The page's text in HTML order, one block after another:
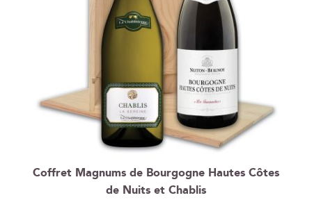
Coffret Magnums de Bourgogne Hautes Côtes
de Nuits et Chablis